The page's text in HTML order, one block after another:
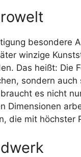
besondere
winzige
Das heißt: Die
sondern
es nicht
Dimensionen
die mit höchster